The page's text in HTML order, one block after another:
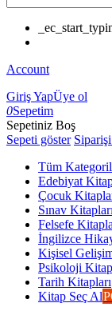
Account
Giriş YapÜye ol
0Sepetim
Sepetiniz Boş
Sepeti göster
Tüm
Edebiyat
Çocuk
Sınav Kitapları
Felsefe
İngilizce
Kişisel
Psikoloji
Tarih Kitapları
Kitap Seç Al